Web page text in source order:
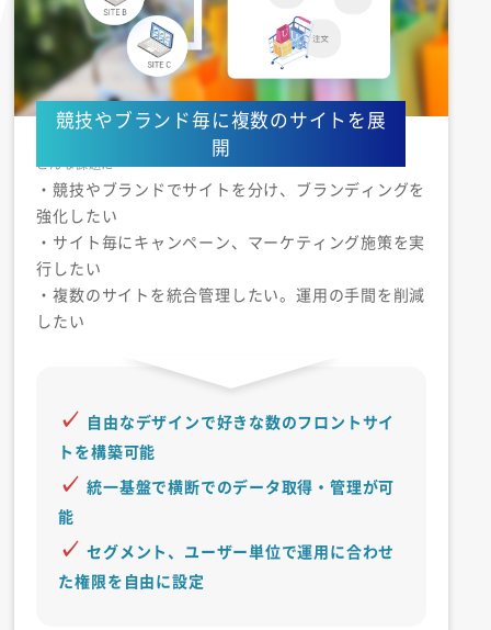
競技やブランド毎に複数のサイトを展
開
・競技やブランドでサイトを分け、ブランディングを
強化したい
・サイト毎にキャンペーン、マーケティング施策を実
行したい
・複数のサイトを統合管理したい。運用の手間を削減
したい
自由なデザインで好きな数のフロントサイ
トを構築可能
統一基盤で横断でのデータ取得・管理が可
能
セグメント、ユーザー単位で運用に合わせ
た権限を自由に設定